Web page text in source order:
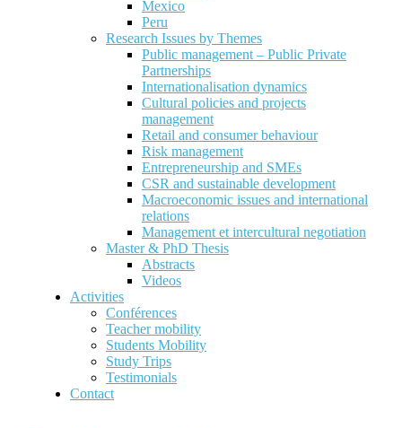
Mexico
Peru
Research Issues by Themes
Public management – Public Private
Partnerships
Internationalisation dynamics
Cultural policies and projects
management
Retail and consumer behaviour
Risk management
Entrepreneurship and SMEs
CSR and sustainable development
Macroeconomic issues and international
relations
Management et intercultural negotiation
Master & PhD Thesis
Abstracts
Videos
Activities
Conférences
Teacher mobility
Students Mobility
Study Trips
Testimonials
Contact